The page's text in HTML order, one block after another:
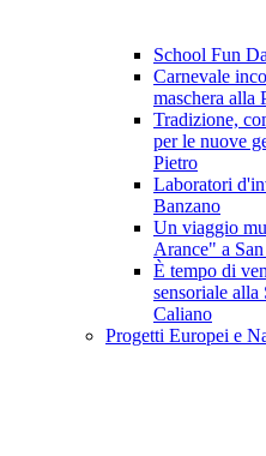
School Fun
Carnevale
maschera alla
Tradizione,
per le nuove
Pietro
Laboratori
Banzano
Un viaggio
Arance" a
È tempo di
sensoriale
Caliano
Progetti Europei e